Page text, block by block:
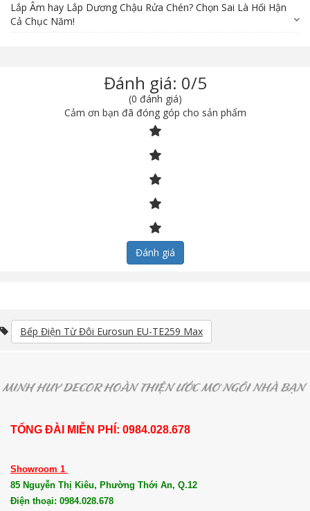
Lắp Âm hay Lắp Dương Chậu Rửa Chén? Chọn Sai Là Hối Hận
Cả Chục Năm!
Đánh giá: 0/5
(0 đánh giá)
Cảm ơn bạn đã đóng góp cho sản phẩm
Đánh giá
Bếp Điện Từ Đôi Eurosun EU-TE259 Max
TỔNG ĐÀI MIỄN PHÍ: 0984.028.678
Showroom 1
85 Nguyễn Thị Kiêu, Phường Thới An, Q.12
Điện thoại: 0984.028.678